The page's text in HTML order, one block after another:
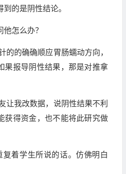
的是阴性结论。
怎么办？
的的确确顺应胃肠蠕动方向，
果报导阴性结果，那是对推拿
让我改数据，说阴性结果不利
获得资金，也不能将此研究做
复着学生所说的话。仿佛明白